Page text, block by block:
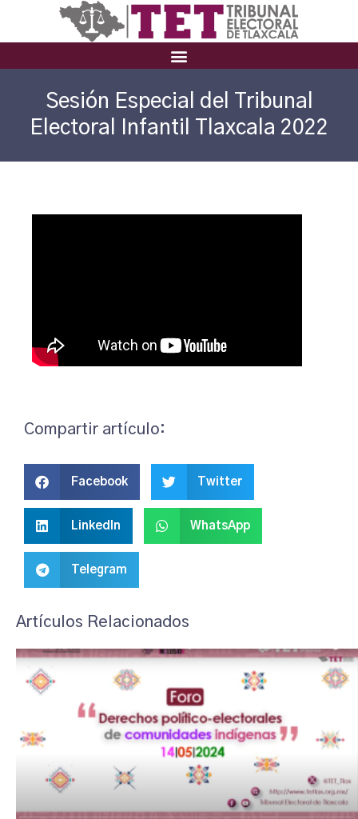
Sesión Especial del Tribunal
Electoral Infantil Tlaxcala 2022
Compartir artículo:
Facebook Twitter
LinkedIn WhatsApp
Telegram
Artículos Relacionados